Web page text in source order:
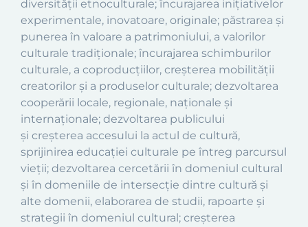
diversităţii etnoculturale; încurajarea iniţiativelor
experimentale, inovatoare, originale; păstrarea şi
punerea în valoare a patrimoniului, a valorilor
culturale tradiţionale; încurajarea schimburilor
culturale, a coproducţiilor, creşterea mobilităţii
creatorilor şi a produselor culturale; dezvoltarea
cooperării locale, regionale, naţionale şi
internaţionale; dezvoltarea publicului
şi creşterea accesului la actul de cultură,
sprijinirea educaţiei culturale pe întreg parcursul
vieţii; dezvoltarea cercetării în domeniul cultural
şi în domeniile de intersecţie dintre cultură şi
alte domenii, elaborarea de studii, rapoarte şi
strategii în domeniul cultural; creşterea